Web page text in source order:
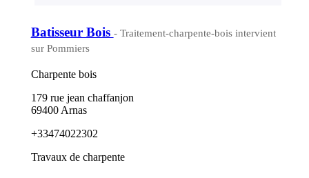
Batisseur Bois - Traitement-charpente-bois intervient
sur Pommiers
Charpente bois
179 rue jean chaffanjon
69400 Arnas
+33474022302
Travaux de charpente